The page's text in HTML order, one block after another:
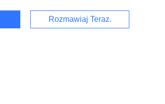
Rozmawiaj Teraz.